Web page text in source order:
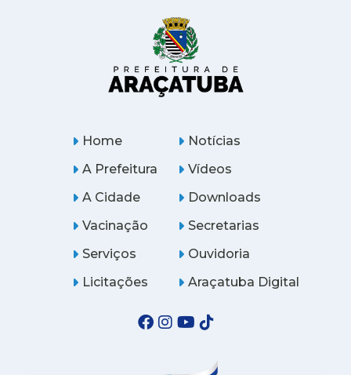
Home
A Prefeitura
A Cidade
Notícias
Vídeos
Downloads
Vacinação
Serviços
Licitações
Secretarias
Ouvidoria
Araçatuba Digital